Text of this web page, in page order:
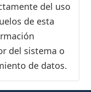
del uso
de esta
del sistema o
de datos.